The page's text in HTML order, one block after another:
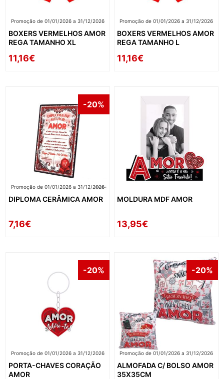
Promoção de 01/01/2026 a 31/12/2026
BOXERS VERMELHOS AMOR
REGA TAMANHO XL
11,16€
Promoção de 01/01/2026 a 31/12/2026
BOXERS VERMELHOS AMOR
REGA TAMANHO L
11,16€
-20%
Promoção de 01/01/2026 a 31/12/2026
DIPLOMA CERÂMICA AMOR
7,16€
MOLDURA MDF AMOR
13,95€
-20%
Promoção de 01/01/2026 a 31/12/2026
PORTA-CHAVES CORAÇÃO
AMOR
-20%
Promoção de 01/01/2026 a 31/12/2026
ALMOFADA C/ BOLSO AMOR
35X35CM